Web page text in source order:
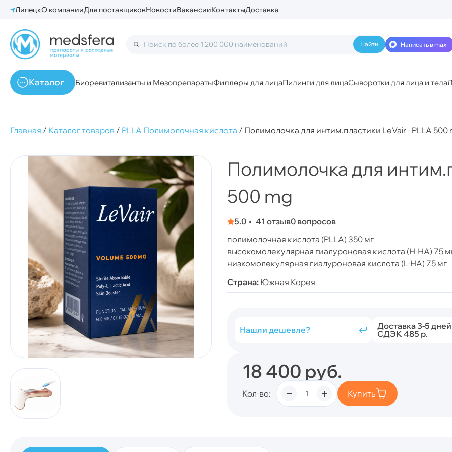
ЛипецкО компанииДля поставщиковНовостиВакансииКонтактыДоставка
Написать в max
Каталог Биоревитализанты и МезопрепаратыФиллеры для лицаПилинги для лицаСыворотки для лица и тела
Главная / Каталог товаров / PLLA Полимолочная кислота / Полимолочка для интим.пластики LeVair - PLLA 500
Полимолочка для
500 mg
5.0 41 отзыв0 вопросов
полимолочная кислота (PLLA) 350 мг
высокомолекулярная гиалуроновая кислота (Н-НА) 75
низкомолекулярная гиалуроновая кислота (L-НА) 75 мг
Страна: Южная Корея
Нашли дешевле?
Доставка 3-5 дней
СДЭК 485 р.
18 400 руб.
Кол-во Купить